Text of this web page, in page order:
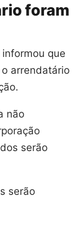
foram
que
arrendatário
não
serão
serão